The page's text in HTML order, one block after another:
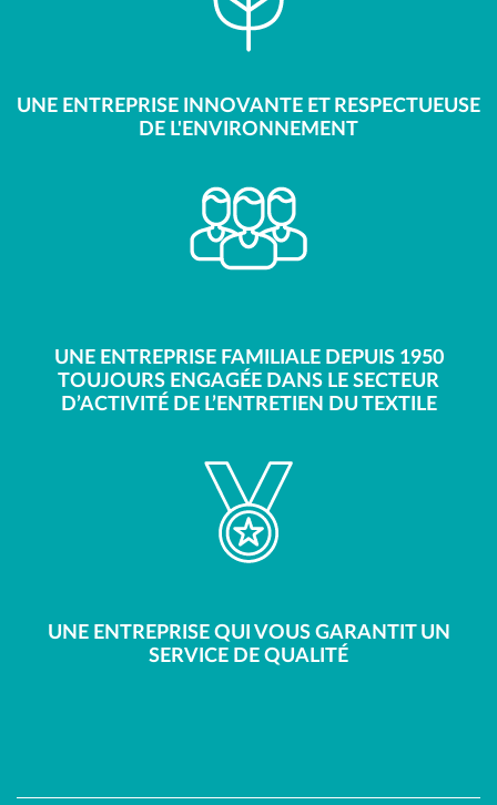
UNE ENTREPRISE INNOVANTE ET RESPECTUEUSE
DE L'ENVIRONNEMENT
UNE ENTREPRISE FAMILIALE DEPUIS 1950
TOUJOURS ENGAGÉE DANS LE SECTEUR
D’ACTIVITÉ DE L’ENTRETIEN DU TEXTILE
UNE ENTREPRISE QUI VOUS GARANTIT UN
SERVICE DE QUALITÉ